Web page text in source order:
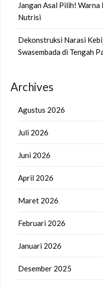
Jangan Asal Pilih!
Nutrisi
Dekonstruksi Narasi
Swasembada di Tengah
Archives
Agustus 2026
Juli 2026
Juni 2026
April 2026
Maret 2026
Februari 2026
Januari 2026
Desember 2025